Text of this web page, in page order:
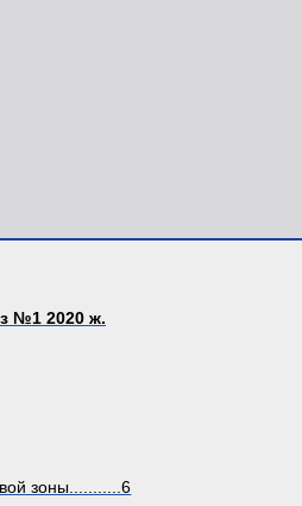
№1 2020 ж.
зоны...........6